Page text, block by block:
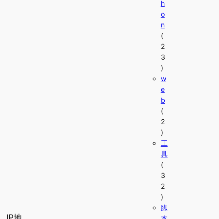
h
o
n
(
2
3
)
w
e
b
(
2
)
工
具
(
3
2
)
脚